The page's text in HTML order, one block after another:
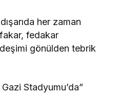
her zaman
fedakar
gönülden tebrik
Stadyumu’da”